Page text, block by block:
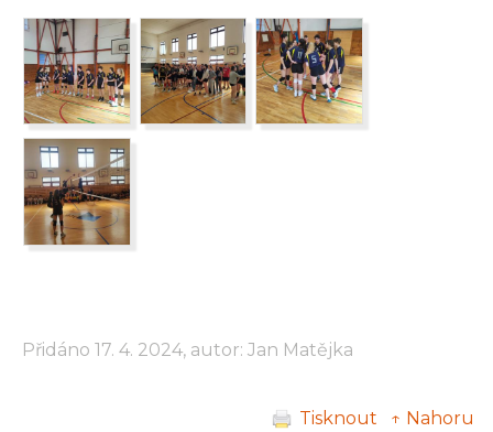
Přidáno 17. 4. 2024, autor: Jan Matějka
Tisknout ↑ Nahoru